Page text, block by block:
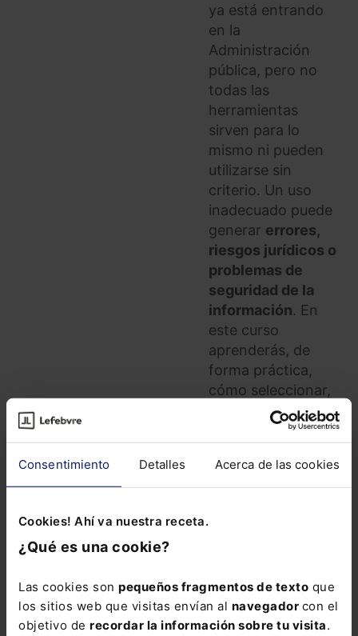
Consentimiento Detalles Acerca de las cookies
Cookies! Ahí va nuestra receta.
¿Qué es una cookie?
Las cookies son pequeños fragmentos de texto que
los sitios web que visitas envían al navegador con el
objetivo de recordar la información sobre tu visita.
ya está entrando
en la
Administración
pública, pero no
todas las
herramientas
sirven para lo
mismo ni pueden
utilizarse sin
criterio. Un uso
inadecuado puede
generar errores,
riesgos jurídicos o
problemas de
seguridad de la
información. En
este curso
aprenderás, de
forma práctica,
cómo seleccionar,
utilizar y controlar
herramientas de IA
función de cada
tarea, los datos
aplicables desde el
primer momento.
La inscripción